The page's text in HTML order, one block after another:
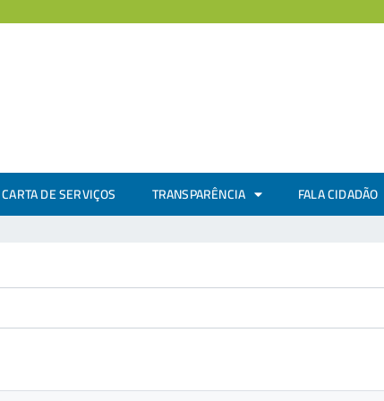
CARTA DE SERVIÇOS TRANSPARÊNCIA FALA CIDADÃO